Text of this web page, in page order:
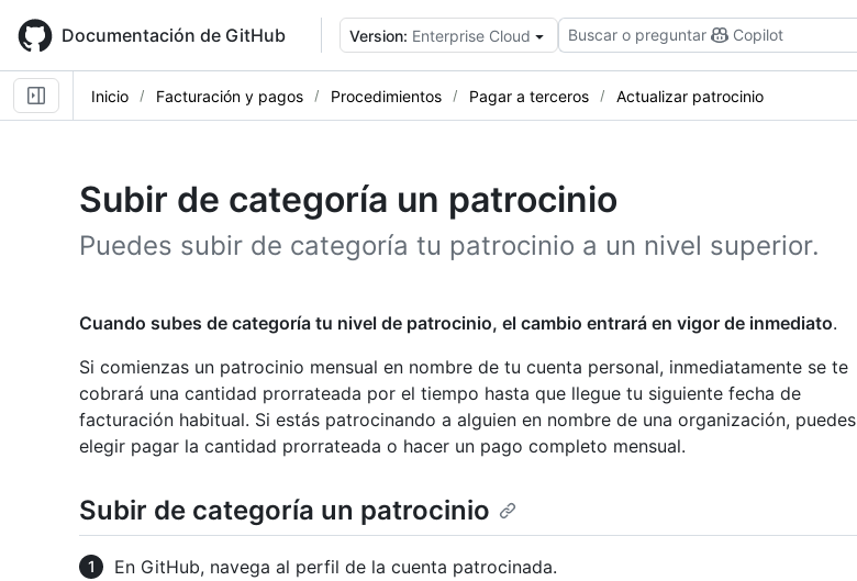
main
content
Documentación de GitHub Version: Enterprise Cloud Buscar o preguntar Copilot
Inicio Facturación y pagos Procedimientos Pagar a terceros Actualizar patrocinio
Subir de categoría un patrocinio
Puedes subir de categoría tu patrocinio a un nivel superior.
Cuando subes de categoría tu nivel de patrocinio, el cambio entrará en vigor de inmediato.
Si comienzas un patrocinio mensual en nombre de tu cuenta personal, inmediatamente se te
cobrará una cantidad prorrateada por el tiempo hasta que llegue tu siguiente fecha de
facturación habitual. Si estás patrocinando a alguien en nombre de una organización, puedes
elegir pagar la cantidad prorrateada o hacer un pago completo mensual.
Subir de categoría un patrocinio
En GitHub, navega al perfil de la cuenta patrocinada.